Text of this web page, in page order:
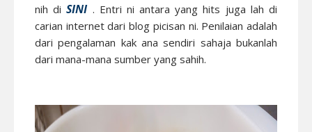
nih diSINI. Entri ni antara yang hits juga lah di
carian internet dari blog picisan ni. Penilaian adalah
dari pengalaman kak ana sendiri sahaja bukanlah
dari mana-mana sumber yang sahih.